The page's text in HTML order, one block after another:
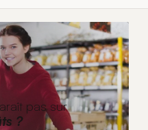
pas sur
?